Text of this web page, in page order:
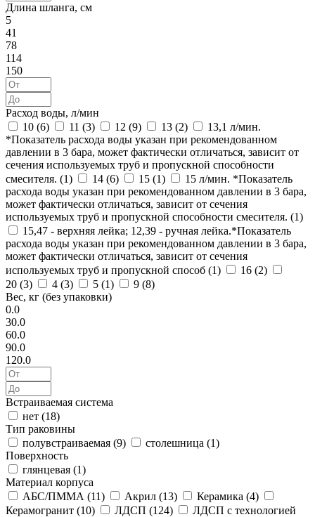
Длина шланга, см
5
41
78
114
150
Расход воды, л/мин
10 (6) 11 (3) 12 (9) 13 (2)
13,1 л/мин.
*Показатель расхода воды указан при рекомендованном
давлении в 3 бара, может фактически отличаться, зависит от
сечения используемых труб и пропускной способности
смесителя. (1) 14 (6) 15 (1)
15 л/мин. *Показатель
расхода воды указан при рекомендованном давлении в 3 бара,
может фактически отличаться, зависит от сечения
используемых труб и пропускной способности смесителя. (1)
15,47 - верхняя лейка; 12,39 - ручная лейка.*Показатель
расхода воды указан при рекомендованном давлении в 3 бара,
может фактически отличаться, зависит от сечения
используемых труб и пропускной способ (1) 16 (2)
20 (3) 4 (3) 5 (1) 9 (8)
Вес, кг (без упаковки)
0.0
30.0
60.0
90.0
120.0
Встраиваемая система
нет (18)
Тип раковины
полувстраиваемая (9) столешница (1)
Поверхность
глянцевая (1)
Материал корпуса
АБС/ПММА (11) Акрил (13) Керамика (4)
Керамогранит (10) ЛДСП (124)
ЛДСП с технологией